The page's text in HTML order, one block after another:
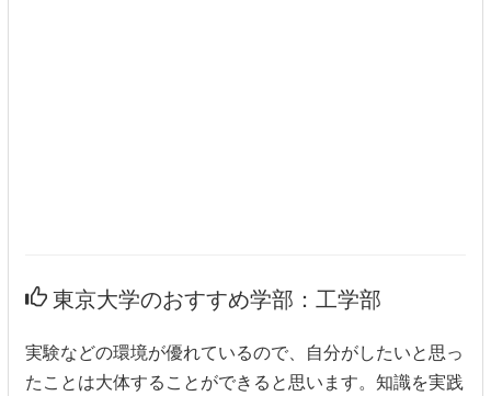
東京大学のおすすめ学部：工学部
実験などの環境が優れているので、自分がしたいと思っ
たことは大体することができると思います。知識を実践